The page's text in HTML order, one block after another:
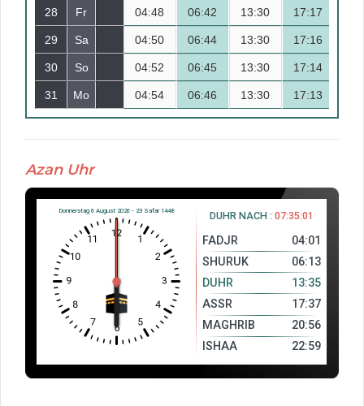
28 Fr 15
29 Sa 16
30 So 17
31 Mo 18
04:48 06:42 13:30 17:17
04:50 06:44 13:30 17:16
04:52 06:45 13:30 17:14
04:54 06:46 13:30 17:13
Azan Uhr